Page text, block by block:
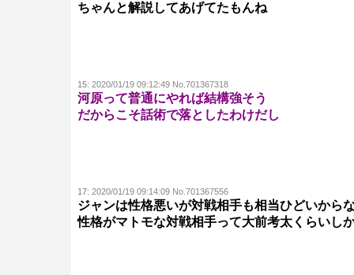
ちゃんと解説してあげてたもんね
15: 2020/01/19 09:12:49 No.701367318
河原って普通にやれば結構強そう
だからこそ話術で落としたわけだし
17: 2020/01/19 09:14:09 No.701367556
ジャンは性格悪いが対戦相手も相当ひどいから
性格がマトモな対戦相手って大前考太くらいし